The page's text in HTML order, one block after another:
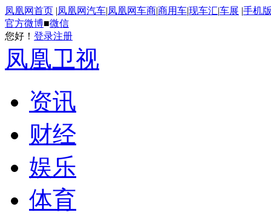
凤凰网首页 |凤凰网汽车|凤凰网车商|商用车|现车汇|车展 |手机
官方微博■微信
您好！ 登录注册
凤凰卫视
资讯
财经
娱乐
体育